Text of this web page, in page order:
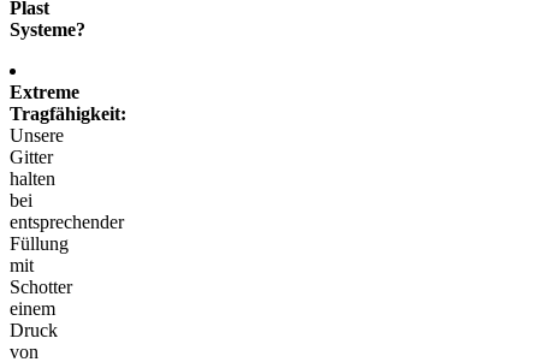
Plast
Systeme?
Extreme
Tragfähigkeit:
Unsere
Gitter
halten
bei
entsprechender
Füllung
mit
Schotter
einem
Druck
von